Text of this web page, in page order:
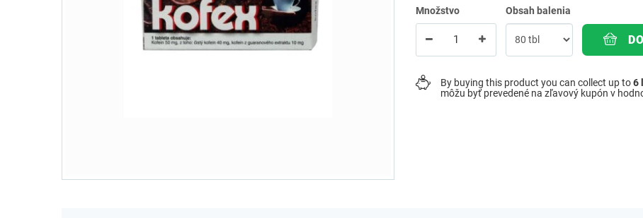
Množstvo Obsah balenia
By buying this product you can collect up to6
môžu byť prevedené na zľavový kupón v